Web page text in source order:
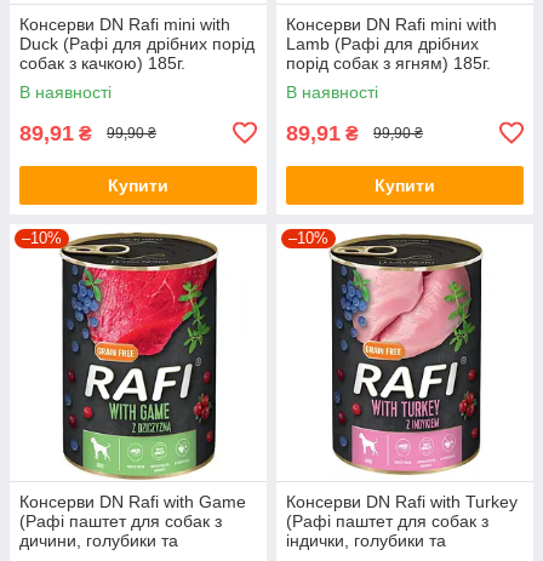
Консерви DN Rafi mini with
Duck (Рафі для дрібних порід
собак з качкою) 185г.
В наявності
89,91 ₴ 99,90 ₴
Купити
Консерви DN Rafi mini with
Lamb (Рафі для дрібних
порід собак з ягням) 185г.
В наявності
89,91 ₴ 99,90 ₴
Купити
–10%
Консерви DN Rafi with Game
(Рафі паштет для собак з
дичини, голубики та
–10%
Консерви DN Rafi with Turkey
(Рафі паштет для собак з
індички, голубики та